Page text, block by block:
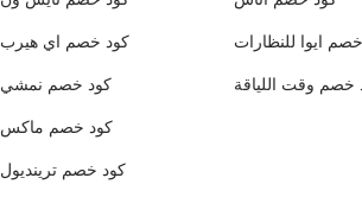
كود خصم اي هيرب
كود خصم نمشي
كود خصم ماكس
كود خصم ترينديول
ايوا للنظارات
خصم وقت اللياقة